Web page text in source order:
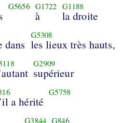
G5656 G1722
à
G1188
la droite
dans
G5308
les lieux très hauts,
G2909
supérieur
a hérité
G5758
G3844 G846